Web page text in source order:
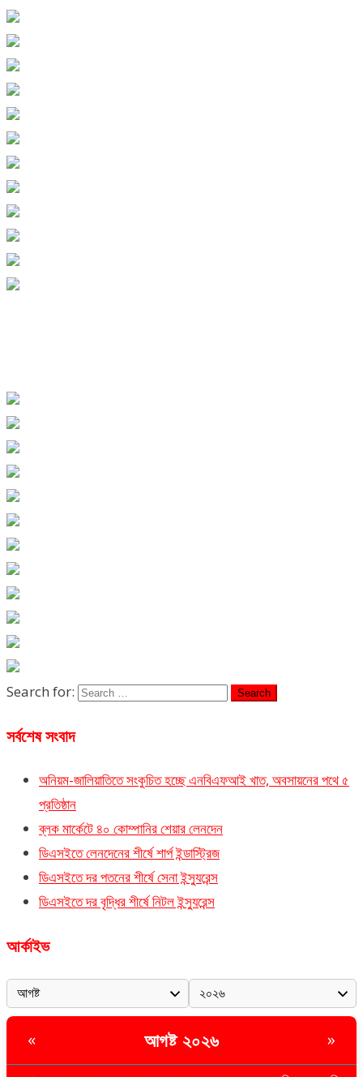
Search for:
সর্বশেষ সংবাদ
অনিয়ম-জালিয়াতিতে সংকুচিত হচ্ছে এনবিএফআই খাত, অবসায়নের পথে ৫
প্রতিষ্ঠান
ব্লক মার্কেটে ৪০ কোম্পানির শেয়ার লেনদেন
ডিএসইতে লেনদেনের শীর্ষে শার্প ইন্ডাস্ট্রিজ
ডিএসইতে দর পতনের শীর্ষে সেনা ইন্স্যুরেন্স
ডিএসইতে দর বৃদ্ধির শীর্ষে নিটল ইন্স্যুরেন্স
আর্কাইভ
« আগষ্ট ২০২৬ »